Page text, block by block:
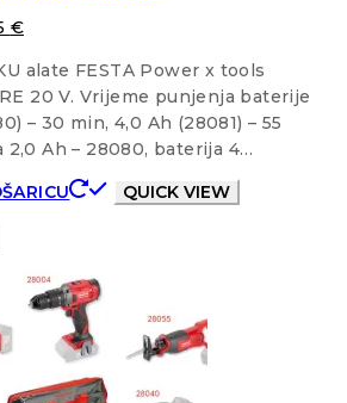
€
alate FESTA Power x tools
20 V. Vrijeme punjenja baterije
– 30 min, 4,0 Ah (28081) – 55
2,0 Ah – 28080, baterija 4…
QUICK VIEW